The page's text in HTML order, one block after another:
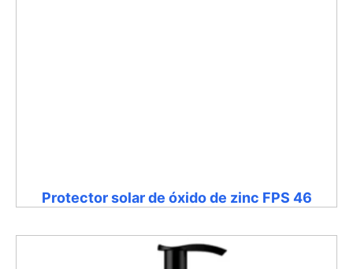
Protector solar de óxido de zinc FPS 46